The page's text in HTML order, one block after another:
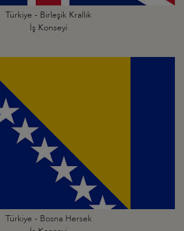
Türkiye - Birleşik Krallık
İş Konseyi
Türkiye - Bosna Hersek